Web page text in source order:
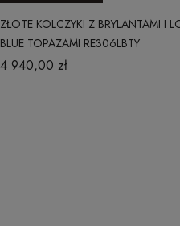
ZŁOTE KOLCZYKI Z BRYLANTAMI I
BLUE TOPAZAMI RE306LBTY
4 940,00 zł